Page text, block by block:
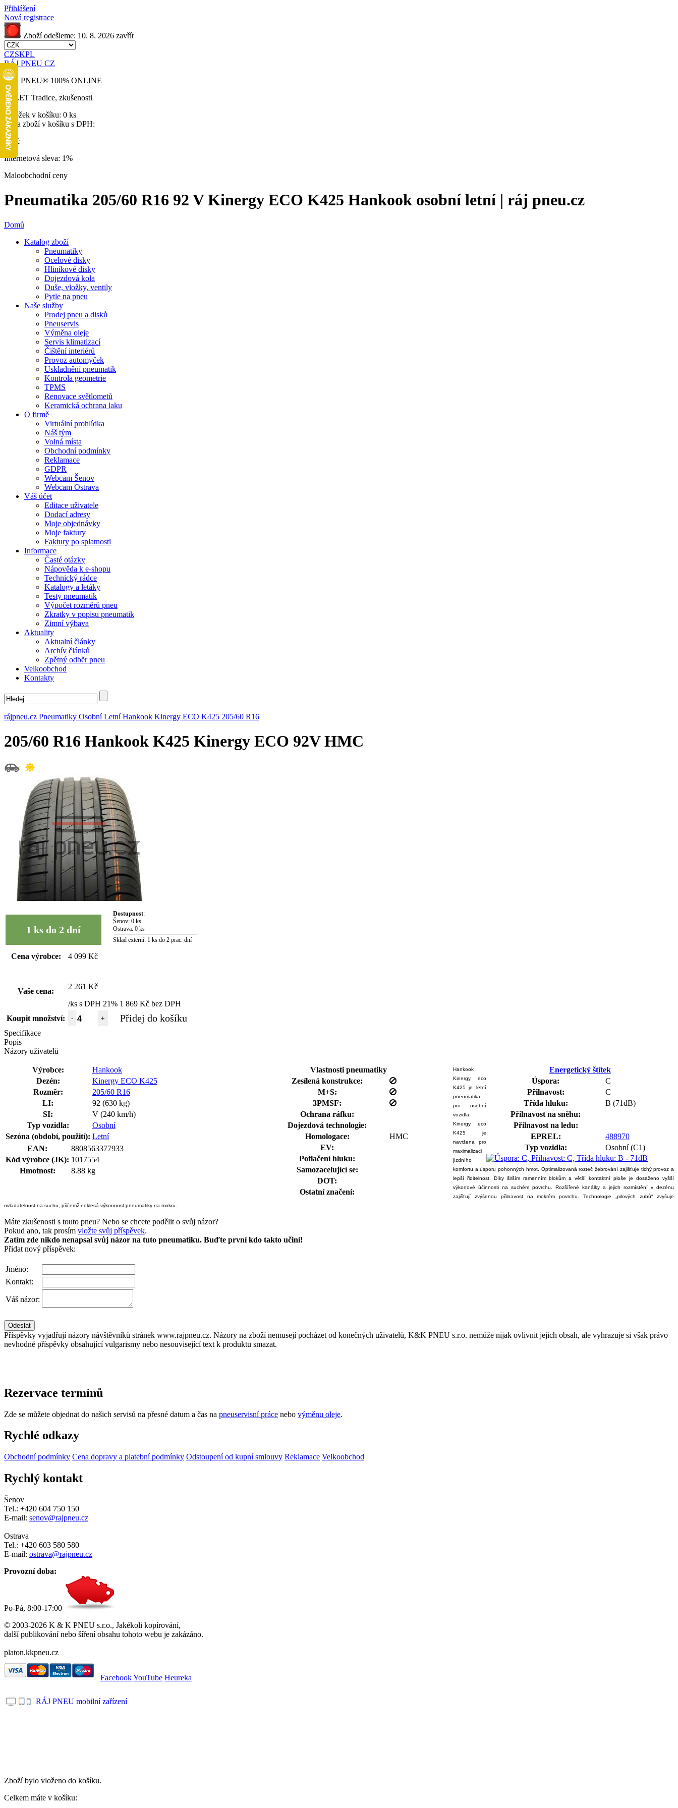
Přihlášení
Nová registrace
Zboží odešleme: 10. 8. 2026 zavřít
CZSKPL
RÁJ PNEU CZ
RÁJ PNEU® 100% ONLINE
32 LET Tradice, zkušenosti
Položek v košíku: 0 ks
Cena zboží v košíku s DPH:
0 Kč
Internetová sleva: 1%
Maloobchodní ceny
Pneumatika 205/60 R16 92 V Kinergy ECO K425 Hankook osobní letní | ráj pneu.cz
Domů
Katalog zboží
Pneumatiky
Ocelové disky
Hliníkové disky
Dojezdová kola
Duše, vložky, ventily
Pytle na pneu
Naše služby
Prodej pneu a disků
Pneuservis
Výměna oleje
Servis klimatizací
Čištění interiérů
Provoz automyček
Uskladnění pneumatik
Kontrola geometrie
TPMS
Renovace světlometů
Keramická ochrana laku
O firmě
Virtuální prohlídka
Náš tým
Volná místa
Obchodní podmínky
Reklamace
GDPR
Webcam Šenov
Webcam Ostrava
Váš účet
Editace uživatele
Dodací adresy
Moje objednávky
Moje faktury
Faktury po splatnosti
Informace
Časté otázky
Nápověda k e-shopu
Technický rádce
Katalogy a letáky
Testy pneumatik
Výpočet rozměrů pneu
Zkratky v popisu pneumatik
Zimní výbava
Aktuality
Aktualní články
Archív článků
Zpětný odběr pneu
Velkoobchod
Kontakty
rájpneu.cz Pneumatiky Osobní Letní Hankook Kinergy ECO K425 205/60 R16
205/60 R16 Hankook K425 Kinergy ECO 92V HMC
1 ks do 2 dní
Dostupnost:
Šenov: 0 ks
Ostrava: 0 ks
Sklad externí: 1 ks do 2 prac. dní
Cena výrobce: 4 099 Kč
Vaše cena:
2 261 Kč
/ks s DPH 21% 1 869 Kč bez DPH
Koupit množství:
- + Přidej do košíku
Specifikace
Popis
Názory uživatelů
Výrobce:
Hankook
Dezén:
Kinergy ECO K425
Rozměr:
205/60 R16
LI:
92 (630 kg)
SI:
V (240 km/h)
Typ vozidla:
Osobní
Sezóna (období, použití): Letní
EAN:
8808563377933
Kód výrobce (JK): 1017554
Hmotnost:
8.88 kg
Vlastnosti pneumatiky
Zesílená konstrukce:
M+S:
3PMSF:
Ochrana ráfku:
Dojezdová technologie:
Homologace:
HMC
EV:
Potlačení hluku:
Samozacelující se:
DOT:
Ostatní značení:
Energetický štítek
Úspora:
C
Přilnavost:
C
Třída hluku:
B (71dB)
Přilnavost na sněhu:
Přilnavost na ledu:
EPREL:
488970
Typ vozidla:
Osobní (C1)
Hankook
Kinergy eco
K425 je letní
pneumatika
pro osobní
vozidla.
Kinergy eco
K425 je
navržena pro
maximalizaci
jízdního
komfortu a úsporu pohonných hmot. Optimalizovaná rozteč žebrování zajišťuje tichý provoz a
lepší řiditelnost. Díky širším ramenním blokům a větší kontaktní ploše je dosaženo vyšší
výkonové účinnosti na suchém povrchu. Rozšířené kanálky a jejich rozmístění v dezénu
zajišťují zvýšenou přilnavost na mokrém povrchu. Technologie „pilových zubů“ zvyšuje
ovladatelnost na suchu, přičemž neklesá výkonnost pneumatiky na mokru.
Máte zkušenosti s touto pneu? Nebo se chcete podělit o svůj názor?
Pokud ano, tak prosím vložte svůj příspěvek.
Zatím zde nikdo nenapsal svůj názor na tuto pneumatiku. Buďte první kdo takto učiní!
Přidat nový příspěvek:
Jméno:
Kontakt:
Váš názor:
Příspěvky vyjadřují názory návštěvníků stránek www.rajpneu.cz. Názory na zboží nemusejí pocházet od konečných uživatelů, K&K PNEU s.r.o. nemůže nijak ovlivnit jejich obsah, ale vyhrazuje si však právo
nevhodné příspěvky obsahující vulgarismy nebo nesouvisející text k produktu smazat.
Rezervace termínů
Zde se můžete objednat do našich servisů na přesné datum a čas na pneuservisní práce nebo výměnu oleje.
Rychlé odkazy
Obchodní podmínky Cena dopravy a platební podmínky Odstoupení od kupní smlouvy Reklamace Velkoobchod
Rychlý kontakt
Šenov
Tel.: +420 604 750 150
E-mail: senov@rajpneu.cz
Ostrava
Tel.: +420 603 580 580
E-mail: ostrava@rajpneu.cz
Provozní doba:
Po-Pá, 8:00-17:00
© 2003-2026 K & K PNEU s.r.o., Jakékoli kopírování,
další publikování nebo šíření obsahu tohoto webu je zakázáno.
platon.kkpneu.cz
FacebookYouTube Heureka
RÁJ PNEU mobilní zařízení
Zboží bylo vloženo do košíku.
Celkem máte v košíku: